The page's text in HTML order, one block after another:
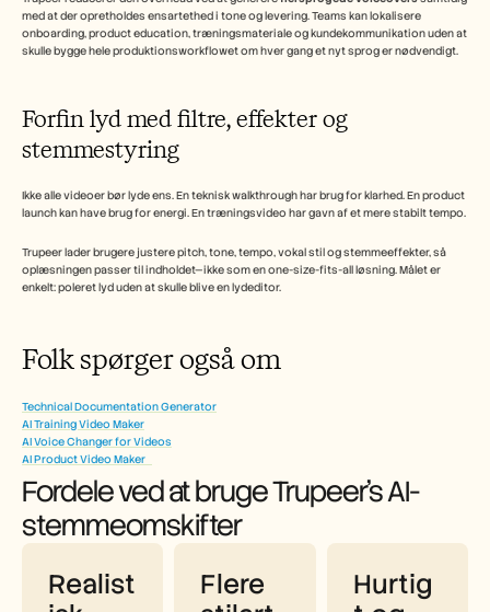
med at der opretholdes ensartethed i tone og levering. Teams kan lokalisere
onboarding, product education, træningsmateriale og kundekommunikation uden at
skulle bygge hele produktionsworkflowet om hver gang et nyt sprog er nødvendigt.
Forfin lyd med filtre, effekter og
stemmestyring
Ikke alle videoer bør lyde ens. En teknisk walkthrough har brug for klarhed. En product
launch kan have brug for energi. En træningsvideo har gavn af et mere stabilt tempo.
Trupeer lader brugere justere pitch, tone, tempo, vokal stil og stemmeeffekter, så
oplæsningen passer til indholdet—ikke som en one-size-fits-all løsning. Målet er
enkelt: poleret lyd uden at skulle blive en lydeditor.
Folk spørger også om
Technical Documentation Generator
AI Training Video Maker
AI Voice Changer for Videos
AI Product Video Maker
Fordele ved at bruge Trupeer’s AI-
stemmeomskifter
Realist
Flere
Hurtig